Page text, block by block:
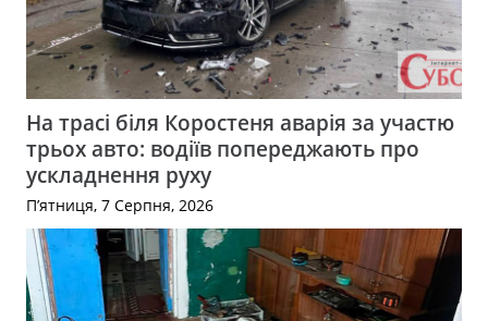
На трасі біля Коростеня аварія за участю
трьох авто: водіїв попереджають про
ускладнення руху
П’ятниця, 7 Серпня, 2026